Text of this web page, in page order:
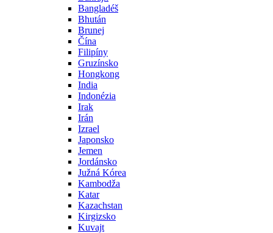
Bangladéš
Bhután
Brunej
Čína
Filipíny
Gruzínsko
Hongkong
India
Indonézia
Irak
Irán
Izrael
Japonsko
Jemen
Jordánsko
Južná Kórea
Kambodža
Katar
Kazachstan
Kirgizsko
Kuvajt